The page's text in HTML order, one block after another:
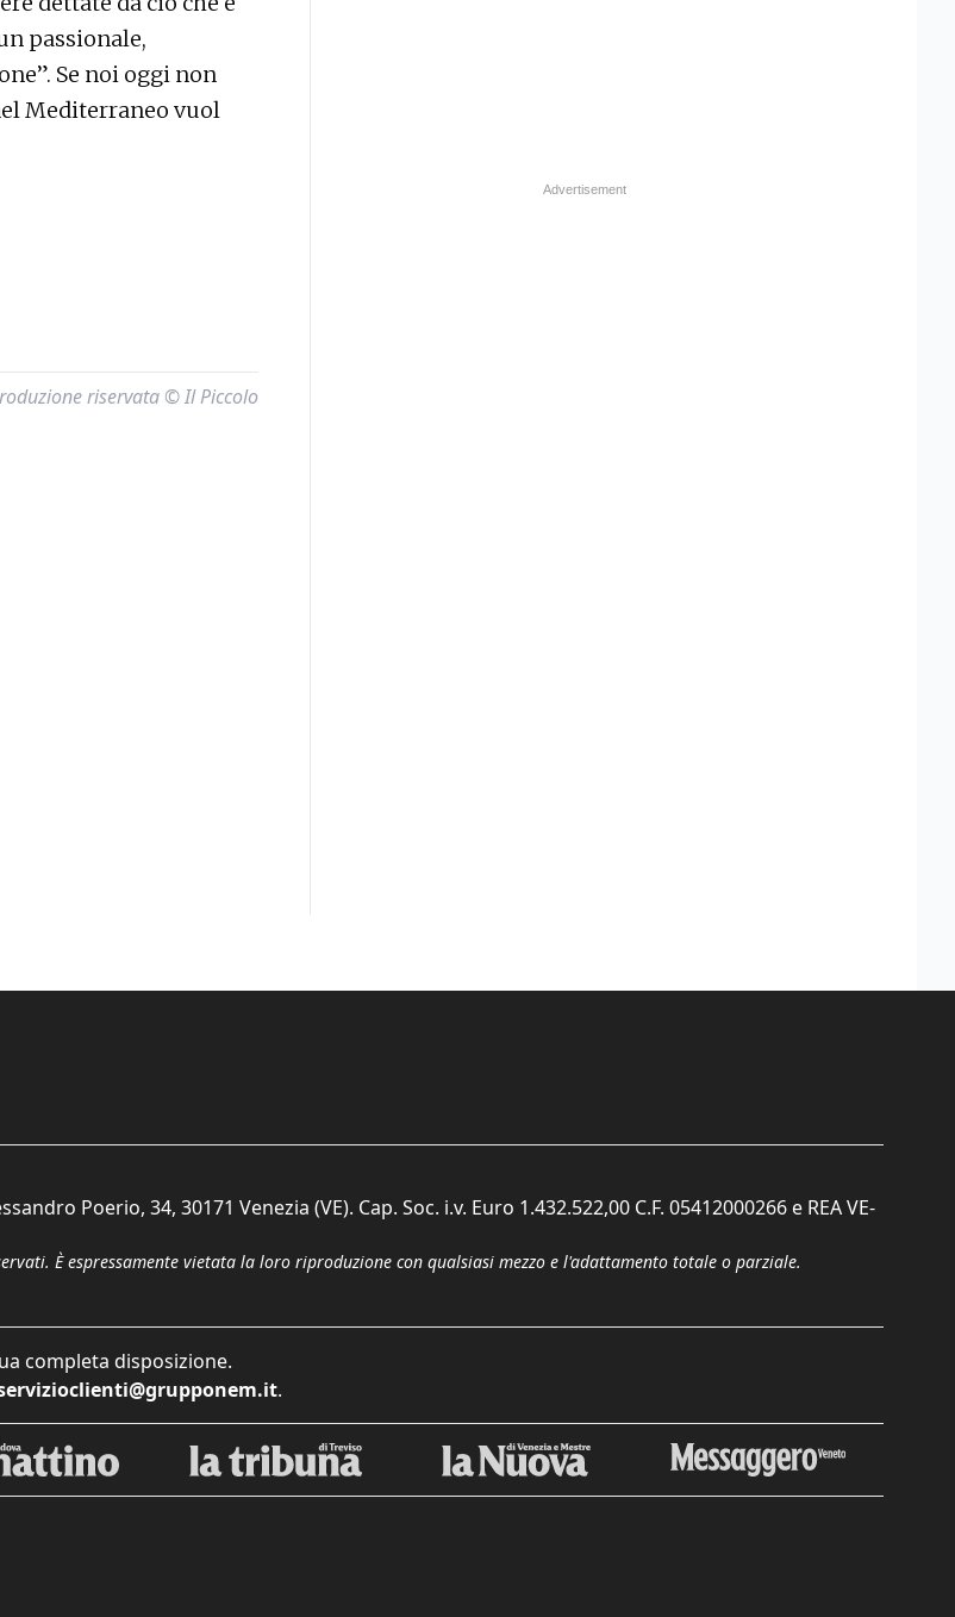
passionale,
Se noi oggi non
Mediterraneo vuol
riservata © Il Piccolo
Poerio, 34, 30171 Venezia (VE). Cap. Soc. i.v. Euro 1.432.522,00 C.F. 05412000266 e REA VE-
È espressamente vietata la loro riproduzione con qualsiasi mezzo e l'adattamento totale o parziale.
completa disposizione.
.